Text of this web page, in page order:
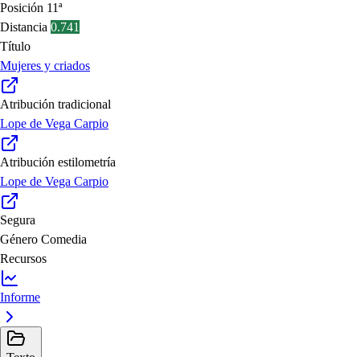
Posición 11ª
Distancia 0.741
Título
Mujeres y criados
Atribución tradicional
Lope de Vega Carpio
Atribución estilometría
Lope de Vega Carpio
Segura
Género Comedia
Recursos
Informe